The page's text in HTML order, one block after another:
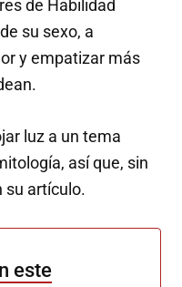
de Habilidad
su sexo, a
y empatizar más
luz a un tema
así que, sin
su artículo.
este